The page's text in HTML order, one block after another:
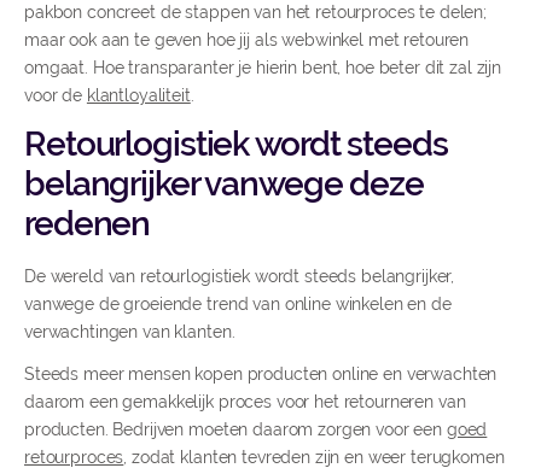
pakbon concreet de stappen van het retourproces te delen;
maar ook aan te geven hoe jij als webwinkel met retouren
omgaat. Hoe transparanter je hierin bent, hoe beter dit zal zijn
voor de klantloyaliteit
Retourlogistiek wordt steeds
belangrijker vanwege deze
redenen
De wereld van retourlogistiek wordt steeds belangrijker,
vanwege de groeiende trend van online winkelen en de
verwachtingen van klanten.
Steeds meer mensen kopen producten online en verwachten
daarom een gemakkelijk proces voor het retourneren van
producten. Bedrijven moeten daarom zorgen voor een goed
retourproces , zodat klanten tevreden zijn en weer terugkomen